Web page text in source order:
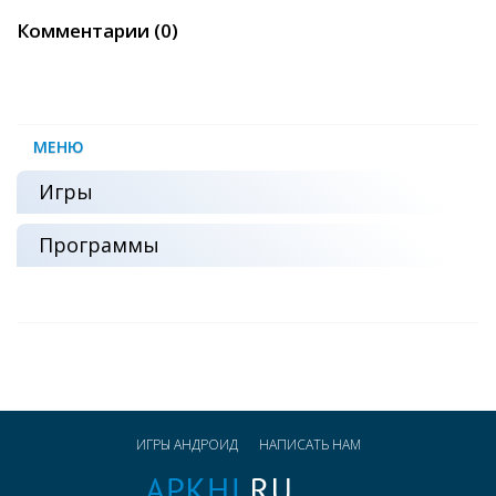
Комментарии (0)
МЕНЮ
Игры
Программы
ИГРЫ АНДРОИД НАПИСАТЬ НАМ